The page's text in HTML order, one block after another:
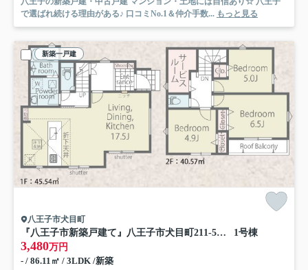
で選ばれ続ける理由がある♪ 口コミNo.1＆仲介手数... もっと見る
新築一戸建
八王子市犬目町
『八王子市新築戸建て』八王子市犬目町211-5【仲介手数料無料】 ２５−１期 1号棟
3,480万円
- / 86.11㎡ / 3LDK /新築